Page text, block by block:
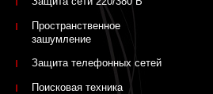
Пространственное
зашумление
Защита телефонных сетей
Поисковая техника